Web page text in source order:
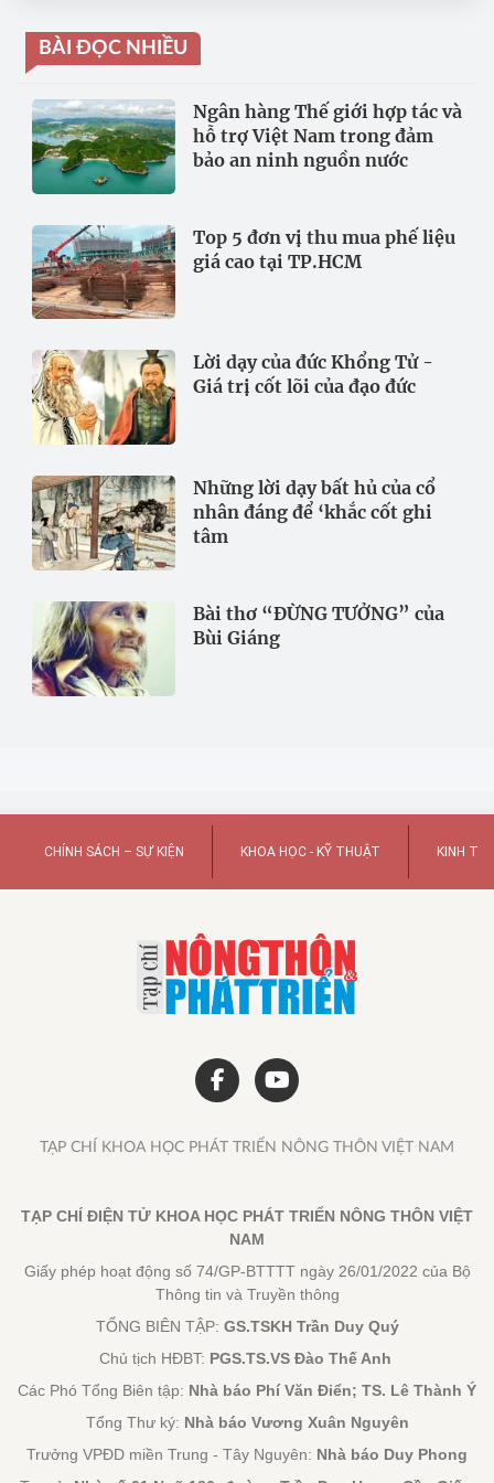
BÀI ĐỌC NHIỀU
Ngân hàng Thế giới hợp tác và
hỗ trợ Việt Nam trong đảm
bảo an ninh nguồn nước
Top 5 đơn vị thu mua phế liệu
giá cao tại TP.HCM
Lời dạy của đức Khổng Tử -
Giá trị cốt lõi của đạo đức
Những lời dạy bất hủ của cổ
nhân đáng để ‘khắc cốt ghi
tâm
Bài thơ “ĐỪNG TƯỞNG” của
Bùi Giáng
CHÍNH SÁCH – SỰ KIỆN KHOA HỌC - KỸ THUẬT KINH TẾ
TẠP CHÍ KHOA HỌC PHÁT TRIỂN NÔNG THÔN VIỆT NAM
TẠP CHÍ ĐIỆN TỬ KHOA HỌC PHÁT TRIỂN NÔNG THÔN VIỆT
NAM
Giấy phép hoạt động số 74/GP-BTTTT ngày 26/01/2022 của Bộ
Thông tin và Truyền thông
TỔNG BIÊN TẬP: GS.TSKH Trần Duy Quý
Chủ tịch HĐBT: PGS.TS.VS Đào Thế Anh
Các Phó Tổng Biên tập: Nhà báo Phí Văn Điển; TS. Lê Thành Ý
Tổng Thư ký: Nhà báo Vương Xuân Nguyên
Trưởng VPĐD miền Trung - Tây Nguyên: Nhà báo Duy Phong